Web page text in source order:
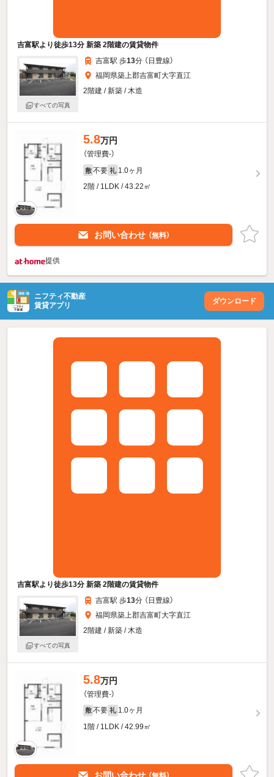
吉富駅より徒歩13分 新築 2階建の賃貸物件
すべての写真
吉富駅 歩13分 （日豊線）
福岡県築上郡吉富町大字直江
2階建 / 新築 / 木造
5.8万円
（管理費-）
敷 不要 礼 1.0ヶ月
2階 / 1LDK / 43.22㎡
お問い合わせ （無料）
提供
ニフティ不動産
賃貸アプリ
ダウンロード
吉富駅より徒歩13分 新築 2階建の賃貸物件
すべての写真
吉富駅 歩13分 （日豊線）
福岡県築上郡吉富町大字直江
2階建 / 新築 / 木造
5.8万円
（管理費-）
敷 不要 礼 1.0ヶ月
1階 / 1LDK / 42.99㎡
お問い合わせ